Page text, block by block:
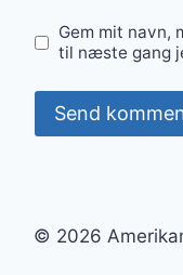
Gem mit navn,
til næste gang
© 2026